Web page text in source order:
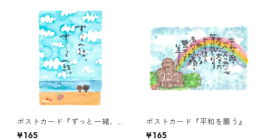
ポストカード『ずっと一緒、
ずーっと一緒。』
¥165
ポストカード『平和を願う』
¥165